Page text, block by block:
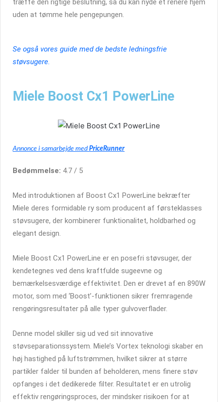
træffe den rigtige beslutning, så du kan nyde et renere hjem
uden at tømme hele pengepungen.
Se også vores guide med de bedste ledningsfrie
støvsugere.
Miele Boost Cx1 PowerLine
Annonce i samarbejde med PriceRunner
Bedømmelse: 4.7 / 5
Med introduktionen af Boost Cx1 PowerLine bekræfter
Miele deres formidable ry som producent af førsteklasses
støvsugere, der kombinerer funktionalitet, holdbarhed og
elegant design.
Miele Boost Cx1 PowerLine er en posefri støvsuger, der
kendetegnes ved dens kraftfulde sugeevne og
bemærkelsesværdige effektivitet. Den er drevet af en 890W
motor, som med ‘Boost’-funktionen sikrer fremragende
rengøringsresultater på alle typer gulvoverflader.
Denne model skiller sig ud ved sit innovative
støvseparationssystem. Miele’s Vortex teknologi skaber en
høj hastighed på luftstrømmen, hvilket sikrer at større
partikler falder til bunden af beholderen, mens finere støv
opfanges i det dedikerede filter. Resultatet er en utrolig
effektiv rengøringsproces, der mindsker risikoen for at